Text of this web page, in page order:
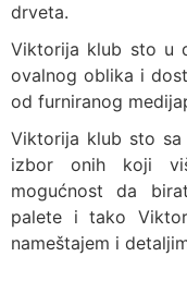
drveta.
Viktorija klub sto u
ovalnog oblika i
od furniranog
Viktorija klub sto sa
izbor onih koji
mogućnost da
palete i tako
nameštajem i